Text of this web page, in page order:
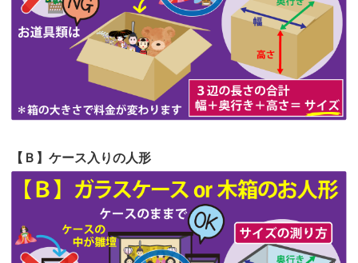
第61回人形供養祭 令和5年5月19日(金)
第60回人形供養祭令和5年3月28日(火)
第59回人形供養祭 令和5年2月10日(金)
第58回人形供養祭令和5年12月21日(水)
第56回人形供養祭 令和4年10月19日(水)
第55回人形供養祭令和4年9月8日(木)
第54回人形供養祭令和4年8月1日(月)
【Ｂ】ケース入りの人形